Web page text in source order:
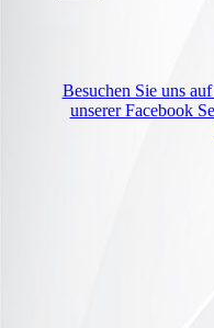
Besuchen Sie uns
unserer Facebook